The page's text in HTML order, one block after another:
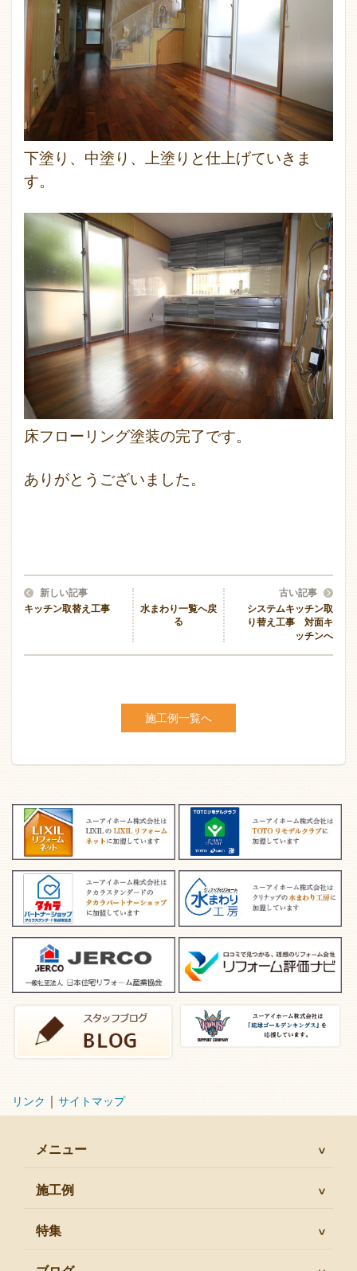
下塗り、中塗り、上塗りと仕上げていきま
す。
床フローリング塗装の完了です。
ありがとうございました。
新しい記事
キッチン取替え工事
水まわり一覧へ戻
る
古い記事
システムキッチン取
り替え工事 対面キ
ッチンへ
施工例一覧へ
リンク サイトマップ
メニュー
施工例
特集